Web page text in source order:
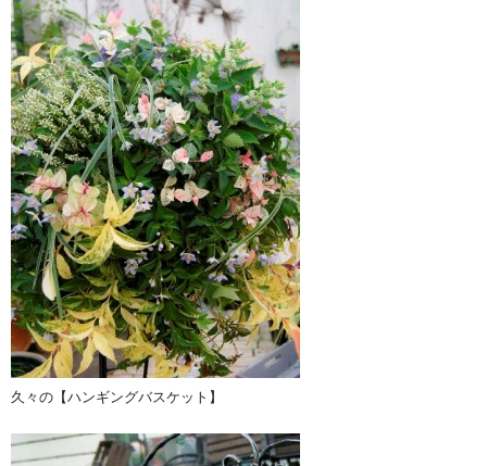
久々の【ハンギングバスケット】